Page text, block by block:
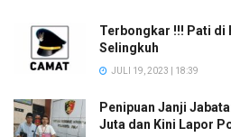
Terbongkar !!! Pati di
Selingkuh
JULI 19, 2023 | 18:39
Penipuan Janji
Juta dan Kini Lapor